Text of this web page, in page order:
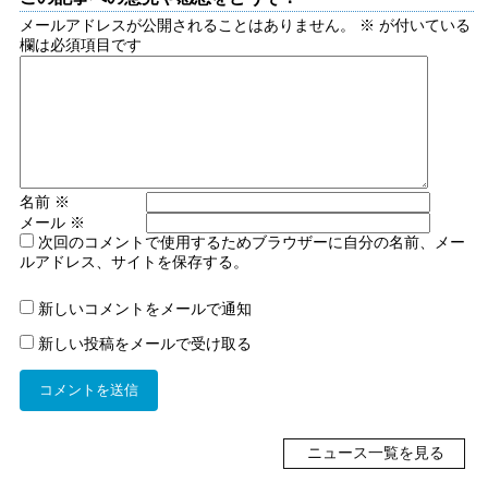
メールアドレスが公開されることはありません。 ※ が付いている
欄は必須項目です
名前 ※
メール ※
次回のコメントで使用するためブラウザーに自分の名前、メー
ルアドレス、サイトを保存する。
新しいコメントをメールで通知
新しい投稿をメールで受け取る
ニュース一覧を見る